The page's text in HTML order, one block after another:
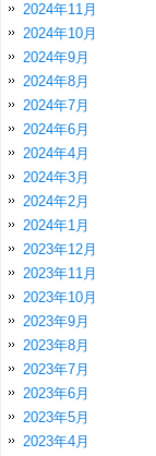
2024年11月
2024年10月
2024年9月
2024年8月
2024年7月
2024年6月
2024年4月
2024年3月
2024年2月
2024年1月
2023年12月
2023年11月
2023年10月
2023年9月
2023年8月
2023年7月
2023年6月
2023年5月
2023年4月